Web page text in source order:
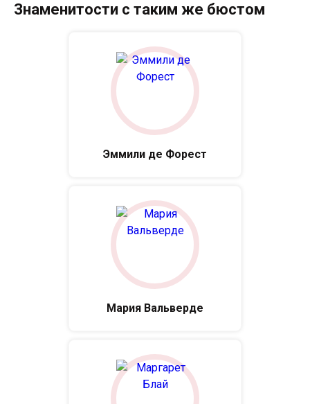
Знаменитости с таким же бюстом
Эммили де Форест
Мария Вальверде